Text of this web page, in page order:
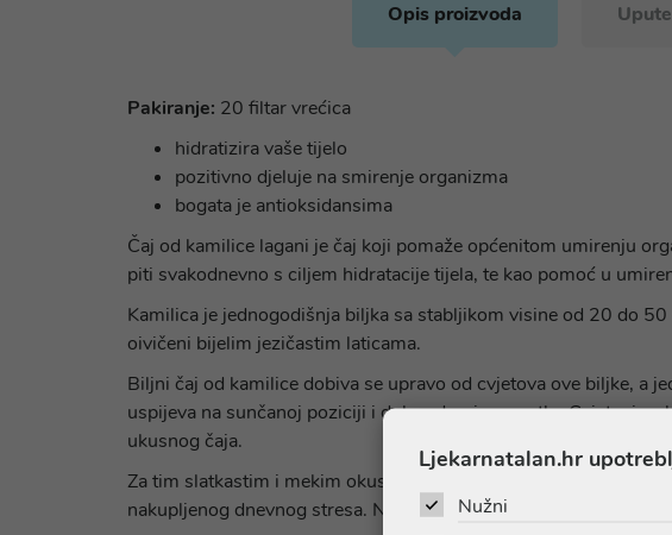
Opis proizvoda
Pakiranje: 20 filtar vrećica
hidratizira vaše tijelo
pozitivno djeluje na smirenje organizma
bogata je antioksidansima
Čaj od kamilice lagani je čaj koji pomaže općenitom umirenju
piti svakodnevno s ciljem hidratacije tijela, te kao pomoć u
Kamilica je jednogodišnja biljka sa stabljikom visine od 20 do
oivičeni bijelim jezičastim laticama.
Biljni čaj od kamilice dobiva se upravo od cvjetova ove biljke, a
uspijeva na sunčanoj poziciji i dobro dreniranom tlu. Cvjetovi
ukusnog čaja.
Za tim slatkastim i mekim okusom posegnut ćemo vrlo često, a
nakupljenog dnevnog stresa. Najbolji je topao, jer tada eterična
Ljekarnatalan.hr
Nužni